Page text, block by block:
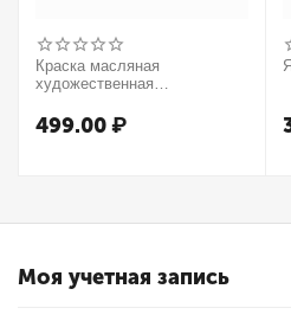
Краска масляная
художественная
37мл, туба, оранжевый
499.00₽
Моя учетная запись